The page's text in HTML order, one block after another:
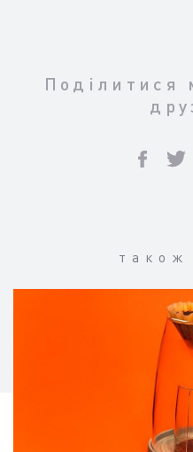
Поділитися
також